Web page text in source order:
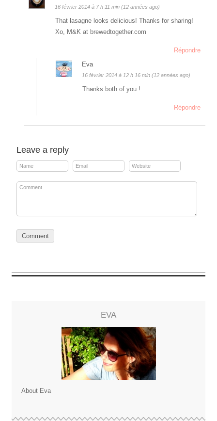
16 février 2014 à 7 h 11 min (12 années ago)
That lasagne looks delicious! Thanks for sharing!
Xo, M&K at brewedtogether.com
Répondre
Eva
16 février 2014 à 12 h 16 min (12 années ago)
Thanks both of you !
Répondre
Leave a reply
EVA
About Eva